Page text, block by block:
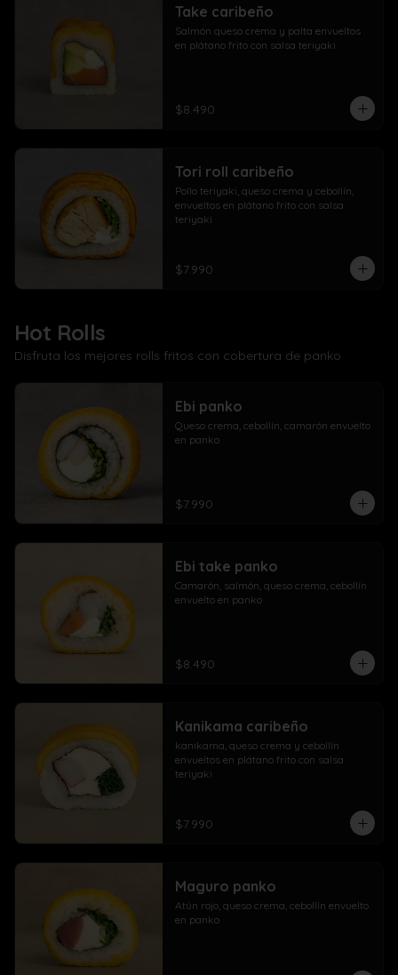
Take caribeño
Salmón queso crema y palta envueltos
en plátano frito con salsa teriyaki
$8.490
Tori roll caribeño
Pollo teriyaki, queso crema y cebollín,
envueltos en plátano frito con salsa
teriyaki
$7.990
Hot Rolls
Disfruta los mejores rolls fritos con cobertura de panko
Ebi panko
Queso crema, cebollín, camarón envuelto
en panko
$7.990
Ebi take panko
Camarón, salmón, queso crema, cebollín
envuelto en panko
$8.490
Kanikama caribeño
kanikama, queso crema y cebollín
envueltos en plátano frito con salsa
teriyaki
$7.990
Maguro panko
Atún rojo, queso crema, cebollín envuelto
en panko